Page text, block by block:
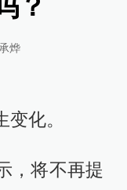
？
烨
化。
，将不再提